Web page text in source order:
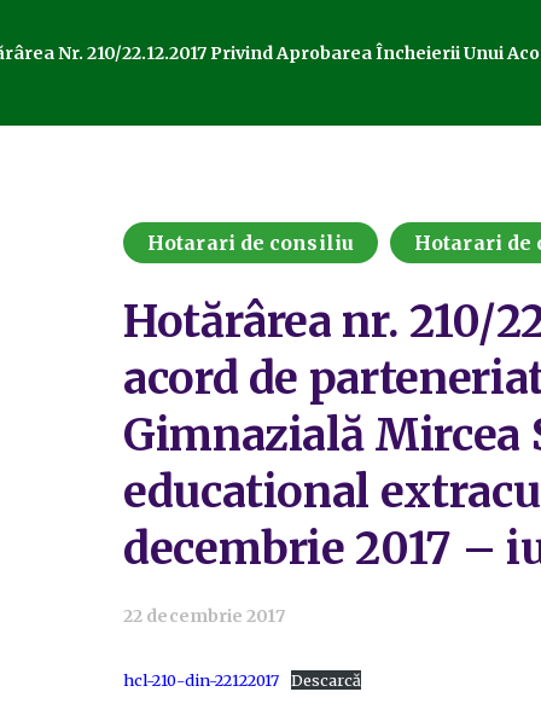
Nr. 210/22.12.2017 Privind Aprobarea Încheierii Unui
Hotarari de consiliu Hotarari de
Hotărârea nr. 210/
acord de
Gimnazială
educational
decembrie 2017 –
22 decembrie 2017
hcl-210-din-22122017 Descarcă